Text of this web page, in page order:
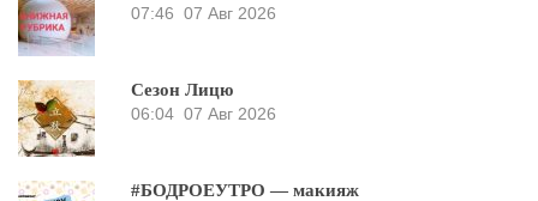
07:46 07 Авг 2026
Сезон Лицю
06:04 07 Авг 2026
#БОДРОЕУТРО — макияж